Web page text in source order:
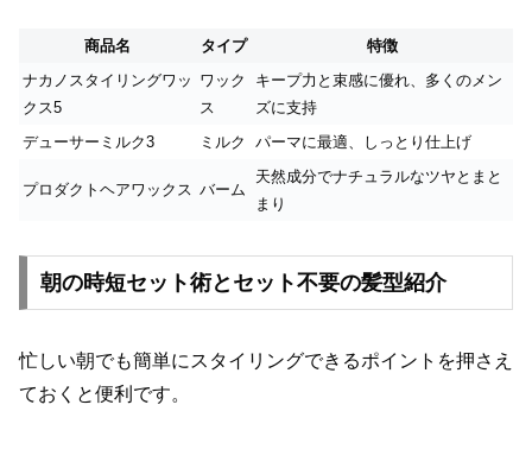
商品名 タイプ
特徴
ナカノスタイリングワッ
クス5
ワック
ス
キープ力と束感に優れ、多くのメン
ズに支持
デューサーミルク3
ミルク パーマに最適、しっとり仕上げ
プロダクトヘアワックス バーム
天然成分でナチュラルなツヤとまと
まり
朝の時短セット術とセット不要の髪型紹介
忙しい朝でも簡単にスタイリングできるポイントを押さえ
ておくと便利です。